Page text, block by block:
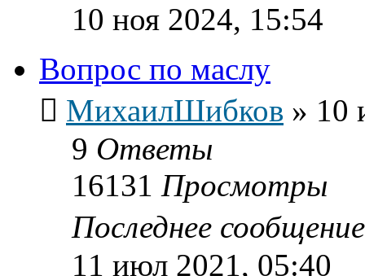
10 ноя 2024, 15:54
Вопрос по маслу
МихаилШибков » 10
9 Ответы
16131 Просмотры
Последнее
11 июл 2021, 05:40